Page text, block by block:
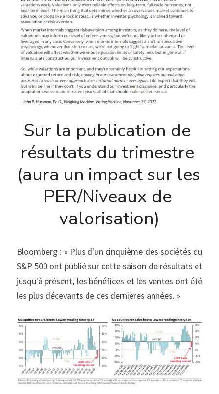
Sur la publication de
résultats du trimestre
(aura un impact sur les
PER/Niveaux de
valorisation)
Bloomberg : « Plus d'un cinquième des sociétés du
S&P 500 ont publié sur cette saison de résultats et
jusqu'à présent, les bénéfices et les ventes ont été
les plus décevants de ces dernières années. »